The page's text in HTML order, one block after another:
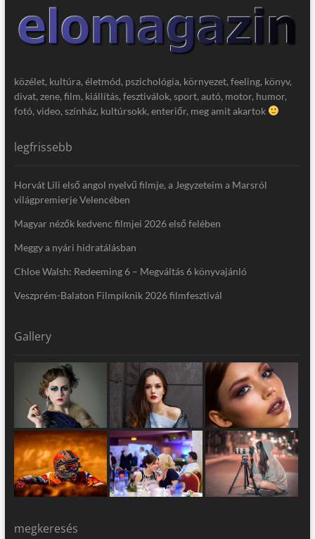
közélet, kultúra, életmód, pszichológia, környezet, feeling, könyv,
divat, zene, film, kiállítás, fesztiválok, sport, autó, motor, humor,
fotó, video, színház, kultúrsokk, enteriőr, meg amit akartok
legfrissebb
Horvát Lili első angol nyelvű filmje, a Jegyzeteim a Marsról
világpremierje Velencében
Magyar nézők kedvenc filmjei 2026 első felében
Meggy a nyári hidratálásban
Chloe Walsh: Redeeming 6 – Megváltás 6 könyvajánló
Veszprém-Balaton Filmpiknik 2026 filmfesztivál
Gallery
megkeresés